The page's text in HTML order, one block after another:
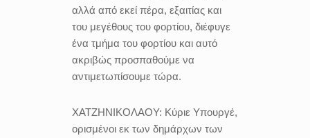
αλλά από εκεί πέρα, εξαιτίας και
του μεγέθους του φορτίου, διέφυγε
ένα τμήμα του φορτίου και αυτό
ακριβώς προσπαθούμε να
αντιμετωπίσουμε τώρα.
ΧΑΤΖΗΝΙΚΟΛΑΟΥ: Κύριε Υπουργέ,
ορισμένοι εκ των δημάρχων των